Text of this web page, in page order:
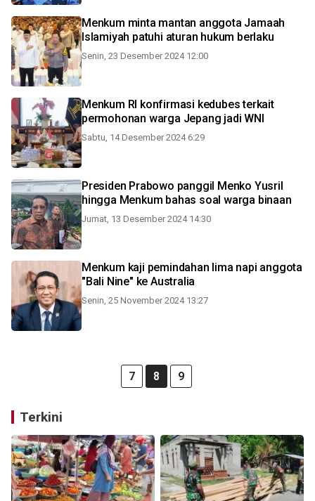
Menkum minta mantan anggota Jamaah
Islamiyah patuhi aturan hukum berlaku
Senin, 23 Desember 2024 12:00
Menkum RI konfirmasi kedubes terkait
permohonan warga Jepang jadi WNI
Sabtu, 14 Desember 2024 6:29
Presiden Prabowo panggil Menko Yusril
hingga Menkum bahas soal warga binaan
Jumat, 13 Desember 2024 14:30
Menkum kaji pemindahan lima napi anggota
"Bali Nine" ke Australia
Senin, 25 November 2024 13:27
7 8 9
Terkini